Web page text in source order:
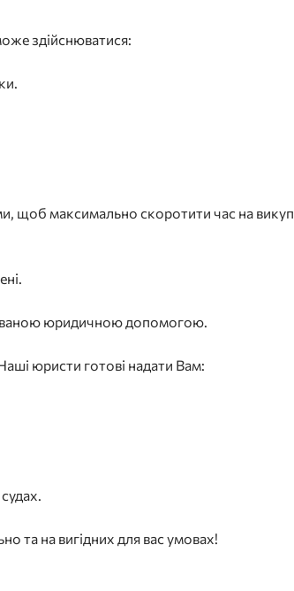
здійснюватися:
щоб максимально скоротити час на викуп
юридичною допомогою.
юристи готові надати Вам:
та на вигідних для вас умовах!